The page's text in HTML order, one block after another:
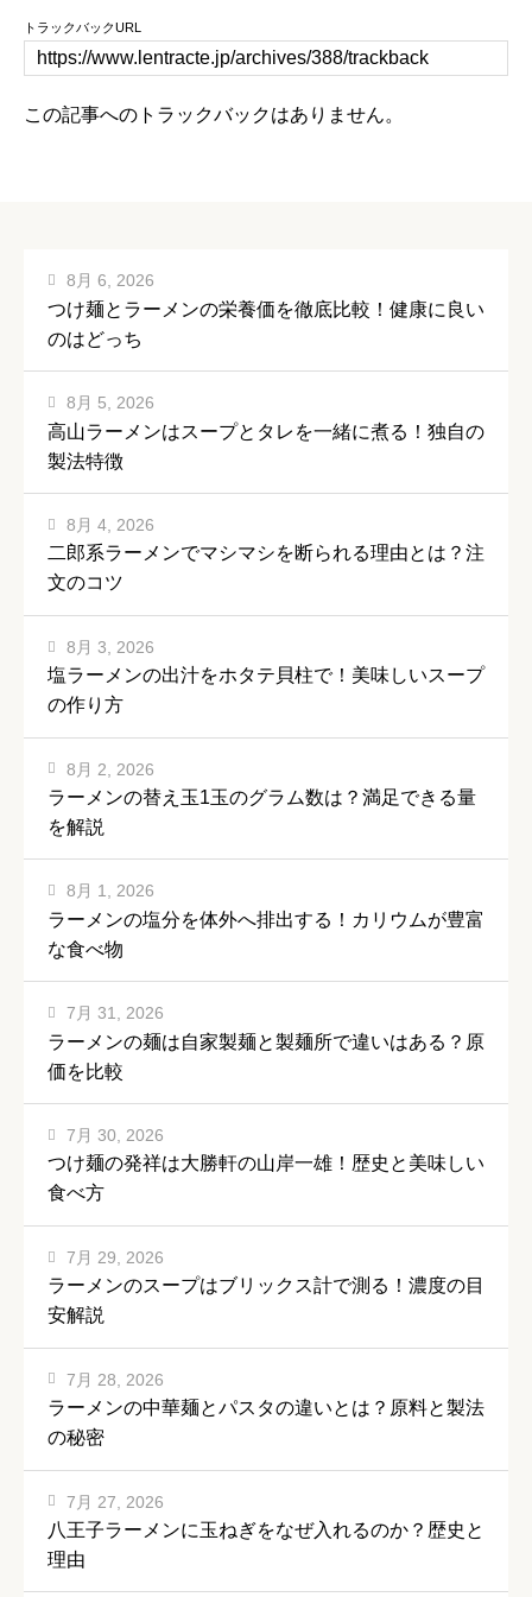
トラックバックURL
この記事へのトラックバックはありません。
つけ麺とラーメンの栄養価を徹底比較！健康に良い
のはどっち
8月 6, 2026
高山ラーメンはスープとタレを一緒に煮る！独自の
製法特徴
8月 5, 2026
二郎系ラーメンでマシマシを断られる理由とは？注
文のコツ
8月 4, 2026
塩ラーメンの出汁をホタテ貝柱で！美味しいスープ
の作り方
8月 3, 2026
ラーメンの替え玉1玉のグラム数は？満足できる量
を解説
8月 2, 2026
ラーメンの塩分を体外へ排出する！カリウムが豊富
な食べ物
8月 1, 2026
ラーメンの麺は自家製麺と製麺所で違いはある？原
価を比較
7月 31, 2026
つけ麺の発祥は大勝軒の山岸一雄！歴史と美味しい
食べ方
7月 30, 2026
ラーメンのスープはブリックス計で測る！濃度の目
安解説
7月 29, 2026
ラーメンの中華麺とパスタの違いとは？原料と製法
の秘密
7月 28, 2026
八王子ラーメンに玉ねぎをなぜ入れるのか？歴史と
理由
7月 27, 2026